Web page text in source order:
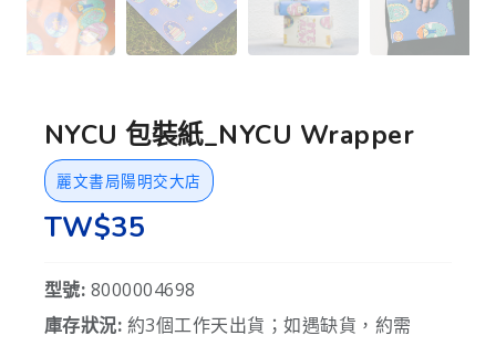
NYCU 包裝紙_NYCU Wrapper
麗文書局陽明交大店
TW$35
型號: 8000004698
庫存狀況: 約3個工作天出貨；如遇缺貨，約需